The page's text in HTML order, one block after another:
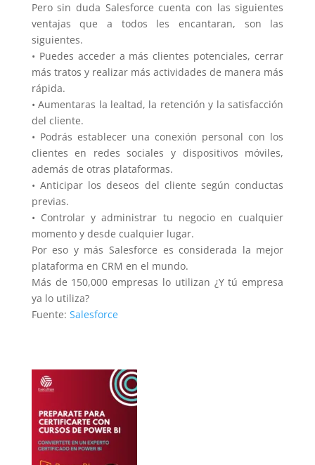
Pero sin duda Salesforce cuenta con las siguientes
ventajas que a todos les encantaran, son las
siguientes.
• Puedes acceder a más clientes potenciales, cerrar
más tratos y realizar más actividades de manera más
rápida.
• Aumentaras la lealtad, la retención y la satisfacción
del cliente.
• Podrás establecer una conexión personal con los
clientes en redes sociales y dispositivos móviles,
además de otras plataformas.
• Anticipar los deseos del cliente según conductas
previas.
• Controlar y administrar tu negocio en cualquier
momento y desde cualquier lugar.
Por eso y más Salesforce es considerada la mejor
plataforma en CRM en el mundo.
Más de 150,000 empresas lo utilizan ¿Y tú empresa
ya lo utiliza?
Fuente: Salesforce